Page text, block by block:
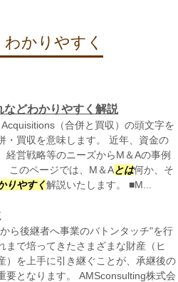
かりやすく
どわかりやすく解説
（合併と買収）の頭文字を
・買収を意味します。 近年、資金の
経営戦略等のニーズからM＆Aの事例
このページでは、M＆Aとは何か、そ
りやすく解説いたします。 ■M...
ら後継者へ事業のバトンタッチ"を行
まで培ってきたさまざまな財産（ヒ
）を上手に引き継ぐことが、承継後の
要となります。 AMSconsulting株式会